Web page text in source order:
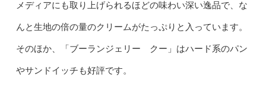
メディアにも取り上げられるほどの味わい深い逸品で、な
んと生地の倍の量のクリームがたっぷりと入っています。
そのほか、「ブーランジェリー クー」はハード系のパン
やサンドイッチも好評です。